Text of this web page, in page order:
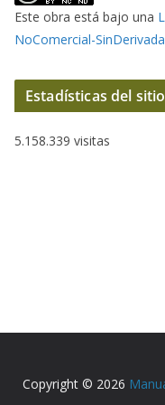
Este obra está bajo una
NoComercial-
Estadísticas del sitio
5.158.339 visitas
Copyright © 2026